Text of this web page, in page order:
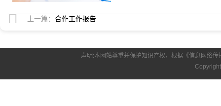
上一篇： 合作工作报告
声明:本网站尊重并保护知识产权，根据《信息网络